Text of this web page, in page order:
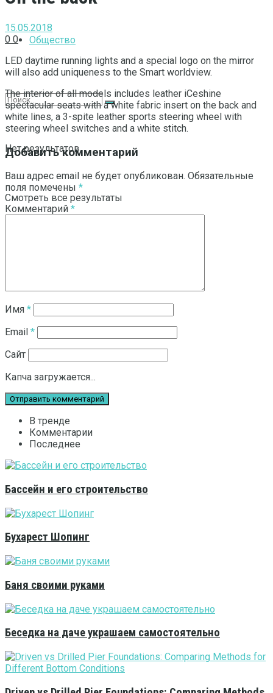
Общество
Нет результатов
Смотреть все результаты
15.05.2018
0 0
LED daytime running lights and a special logo on the mirror
will also add uniqueness to the Smart worldview.
The interior of all models includes leather iCeshine
spectacular seats with a white fabric insert on the back and
white lines, a 3-spite leather sports steering wheel with
steering wheel switches and a white stitch.
Добавить комментарий
Ваш адрес email не будет опубликован. Обязательные
поля помечены *
Комментарий *
Имя *
Email *
Сайт
Капча загружается...
В тренде
Комментарии
Последнее
Бассейн и его строительство
Бухарест Шопинг
Баня своими руками
Беседка на даче украшаем самостоятельно